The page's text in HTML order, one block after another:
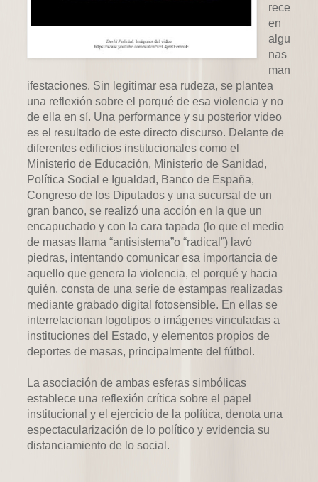
rece
en
algu
nas
man
ifestaciones. Sin legitimar esa rudeza, se plantea
una reflexión sobre el porqué de esa violencia y no
de ella en sí. Una performance y su posterior video
es el resultado de este directo discurso. Delante de
diferentes edificios institucionales como el
Ministerio de Educación, Ministerio de Sanidad,
Política Social e Igualdad, Banco de España,
Congreso de los Diputados y una sucursal de un
gran banco, se realizó una acción en la que un
encapuchado y con la cara tapada (lo que el medio
de masas llama “antisistema”o “radical”) lavó
piedras, intentando comunicar esa importancia de
aquello que genera la violencia, el porqué y hacia
quién. consta de una serie de estampas realizadas
mediante grabado digital fotosensible. En ellas se
interrelacionan logotipos o imágenes vinculadas a
instituciones del Estado, y elementos propios de
deportes de masas, principalmente del fútbol.
La asociación de ambas esferas simbólicas
establece una reflexión crítica sobre el papel
institucional y el ejercicio de la política, denota una
espectacularización de lo político y evidencia su
distanciamiento de lo social.